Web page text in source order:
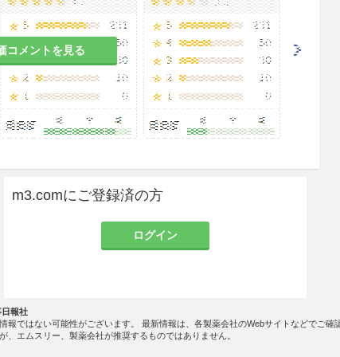
コメントを見る
m3.comにご登録済の方
ログイン
報社
ではない可能性がございます。 最新情報は、各製薬会社のWebサイトなどでご確
エムスリー、製薬会社が推奨するものではありません。